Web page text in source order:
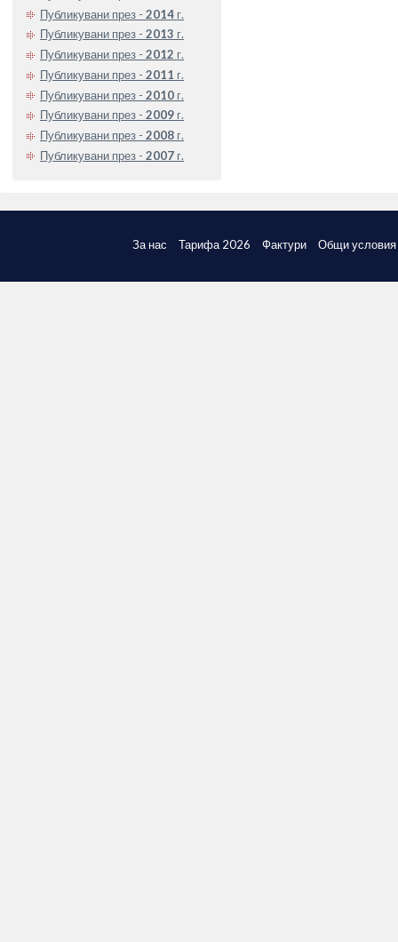
Публикувани през - 2014 г.
Публикувани през - 2013 г.
Публикувани през - 2012 г.
Публикувани през - 2011 г.
Публикувани през - 2010 г.
Публикувани през - 2009 г.
Публикувани през - 2008 г.
Публикувани през - 2007 г.
За нас Тарифа 2026 Фактури Общи условия